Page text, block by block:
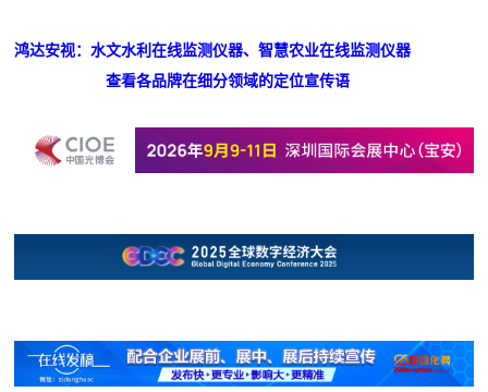
鸿达安视：水文水利在线监测仪器、智慧农业在线监测仪器
查看各品牌在细分领域的定位宣传语